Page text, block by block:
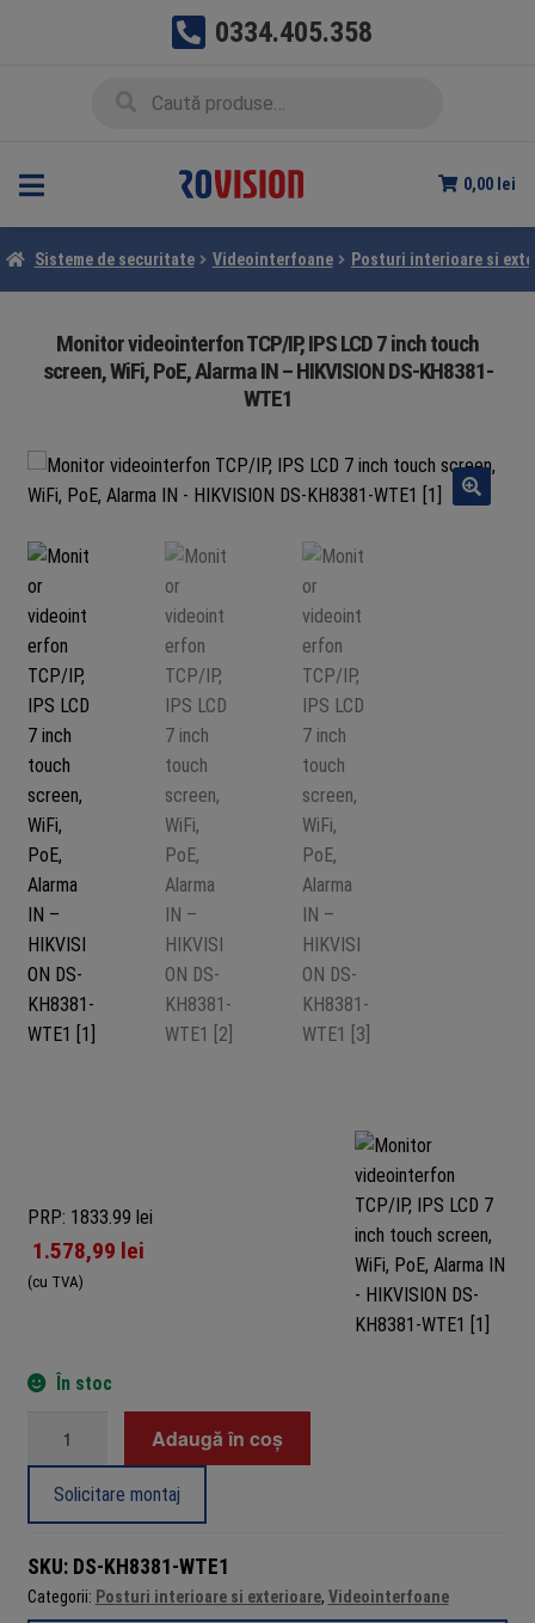
0334.405.358
0,00 lei
Sisteme de securitate Videointerfoane Posturi interioare si
Monitor videointerfon TCP/IP, IPS LCD 7 inch touch
screen, WiFi, PoE, Alarma IN – HIKVISION DS-KH8381-
WTE1
PRP: 1833.99 lei
1.578,99 lei
(cu TVA)
În stoc
videointerfon
LCD
7
Adaugă în coș
Solicitare montaj
SKU: DS-KH8381-WTE1
Categorii: Posturi interioare si exterioare, Videointerfoane